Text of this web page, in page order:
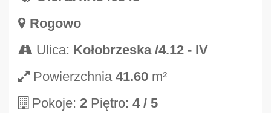
Rogowo
Ulica: Kołobrzeska /4.12 - IV
Powierzchnia 41.60 m²
Pokoje: 2 Piętro: 4 / 5